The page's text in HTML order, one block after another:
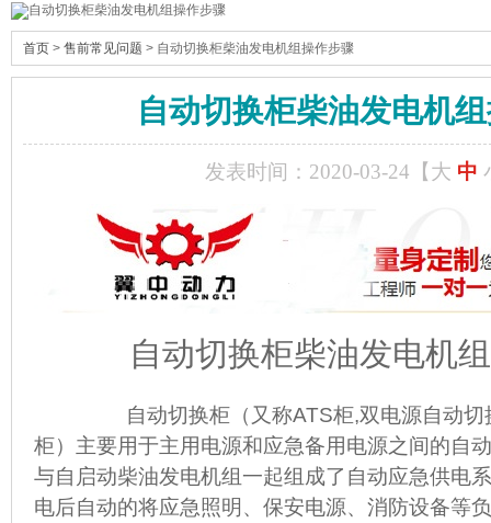
首页 > 售前常见问题 > 自动切换柜柴油发电机组操作步骤
自动切换柜柴油发电机
发表时间：2020-03-24【大 中
自动切换柜柴油发电机
自动切换柜（又称ATS柜,双电源自动切
柜）主要用于主用电源和应急备用电源之间的自
与自启动柴油发电机组一起组成了自动应急供电
电后自动的将应急照明、保安电源、消防设备等